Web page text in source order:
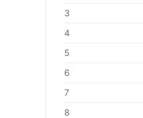
3
4
5
6
7
8